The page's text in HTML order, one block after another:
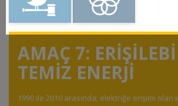
AMAÇ 7:
TEMİZ ENERJİ
1990 ile 2010 arasında, elektriğe erişimi olan